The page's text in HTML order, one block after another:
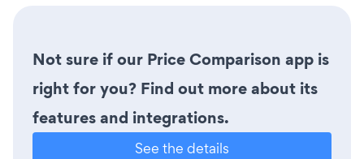
Not sure if our Price Comparison app is
right for you? Find out more about its
features and integrations.
See the details